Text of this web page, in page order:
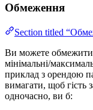
Обмеження
Section titled
Ви можете обмежити
мінімальні/
приклад з орендою
вимагати, щоб
одночасно, ви б: